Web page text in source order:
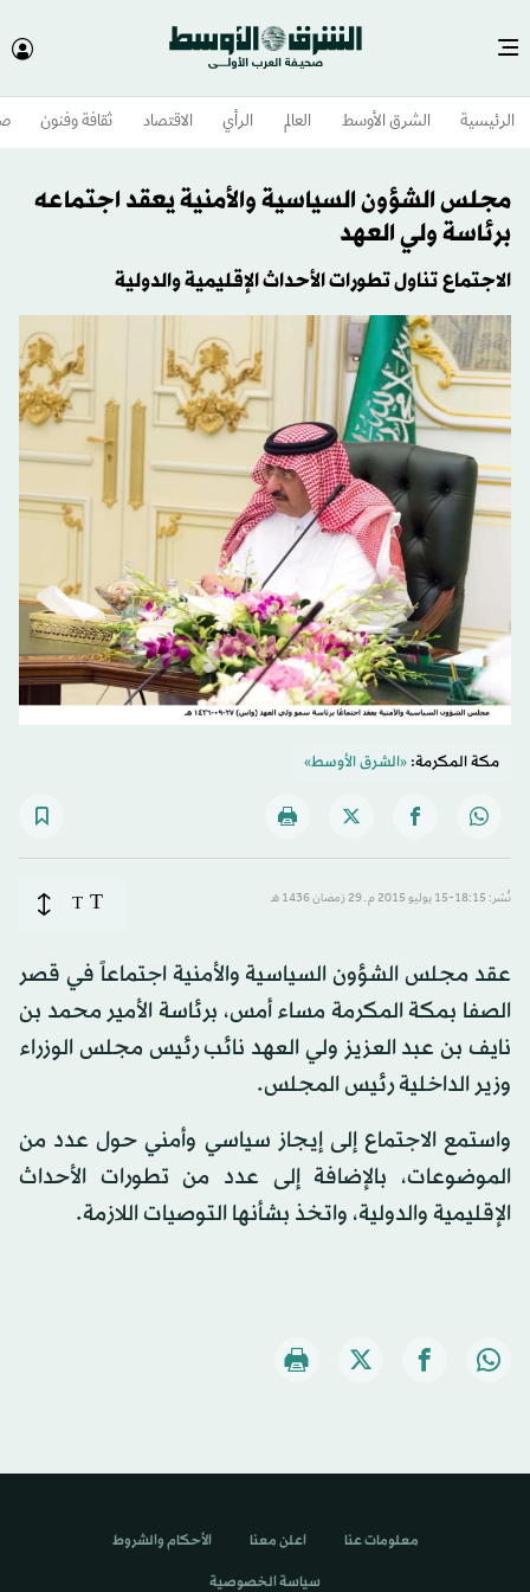
الرئيسية الشرق الأوسط​ العالم الرأي الاقتصاد ثقافة وفنون
مجلس الشؤون السياسية والأمنية يعقد اجتماعه
برئاسة ولي العهد
الاجتماع تناول تطورات الأحداث الإقليمية والدولية
مكة المكرمة:«الشرق الأوسط»
نُشر: 18:15-15 يوليو 2015 م ـ 29 رَمضان 1436 هـ T
T
عقد مجلس الشؤون السياسية والأمنية اجتماعاً في قصر
الصفا بمكة المكرمة مساء أمس، برئاسة الأمير محمد بن
نايف بن عبد العزيز ولي العهد نائب رئيس مجلس الوزراء
وزير الداخلية رئيس المجلس.
واستمع الاجتماع إلى إيجاز سياسي وأمني حول عدد من
الموضوعات، بالإضافة إلى عدد من تطورات الأحداث
الإقليمية والدولية، واتخذ بشأنها التوصيات اللازمة.
معلومات عنا اعلن معنا الأحكام والشروط
سياسة الخصوصية